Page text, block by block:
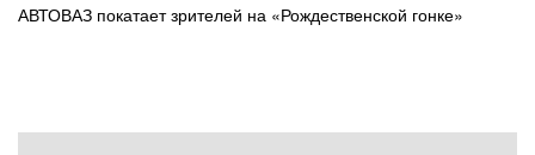
АВТОВАЗ покатает зрителей на «Рождественской гонке»